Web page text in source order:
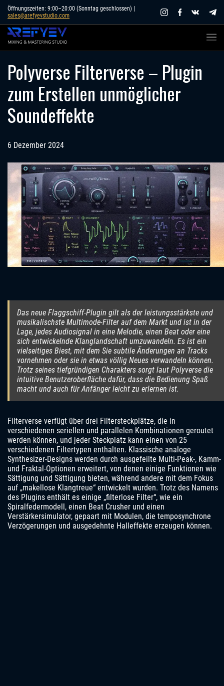
Skip
content
Öffnungszeiten: 9:00–20:00 (Sonntag geschlossen) |
sales@arefyevstudio.com
Polyverse Filterverse – Plugin
zum Erstellen unmöglicher
Soundeffekte
6 Dezember 2024
Das neue Flaggschiff-Plugin gilt als der leistungsstärkste und
musikalischste Multimode-Filter auf dem Markt und ist in der
Lage, jedes Audiosignal in eine Melodie, einen Beat oder eine
sich entwickelnde Klanglandschaft umzuwandeln. Es ist ein
vielseitiges Biest, mit dem Sie subtile Änderungen an Tracks
vornehmen oder sie in etwas völlig Neues verwandeln können.
Trotz seines tiefgründigen Charakters sorgt laut Polyverse die
intuitive Benutzeroberfläche dafür, dass die Bedienung Spaß
macht und auch für Anfänger leicht zu erlernen ist.
Filterverse verfügt über drei Filtersteckplätze, die in
verschiedenen seriellen und parallelen Kombinationen geroutet
werden können, und jeder Steckplatz kann einen von 25
verschiedenen Filtertypen enthalten. Klassische analoge
Synthesizer-Designs werden durch ausgefeilte Multi-Peak-, Kamm-
und Fraktal-Optionen erweitert, von denen einige Funktionen wie
Sättigung und Sättigung bieten, während andere mit dem Fokus
auf „makellose Klangtreue“ entwickelt wurden. Trotz des Namens
des Plugins enthält es einige „filterlose Filter“, wie ein
Spiralfedermodell, einen Beat Crusher und einen
Verstärkersimulator, gepaart mit Modulen, die temposynchrone
Verzögerungen und ausgedehnte Halleffekte erzeugen können.